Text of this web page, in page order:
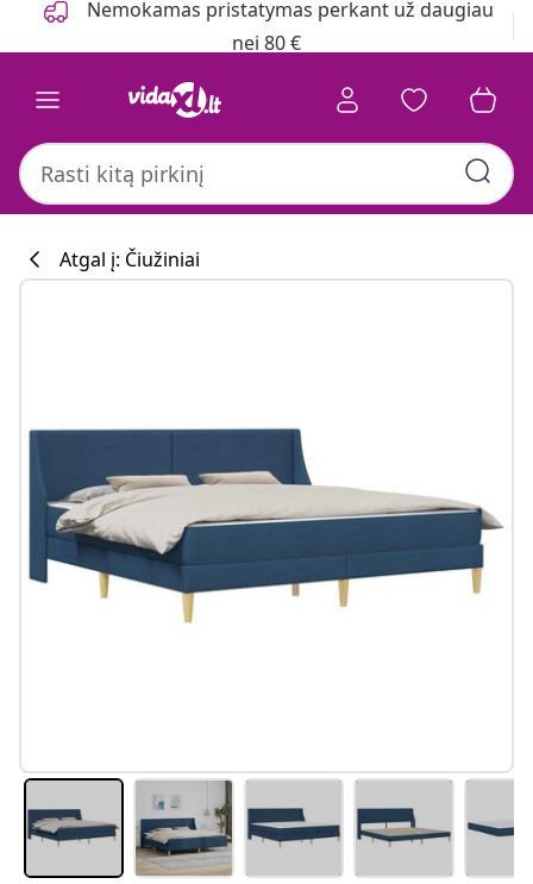
Nemokamas pristatymas perkant už daugiau
nei 80 €
Atgal į: Čiužiniai